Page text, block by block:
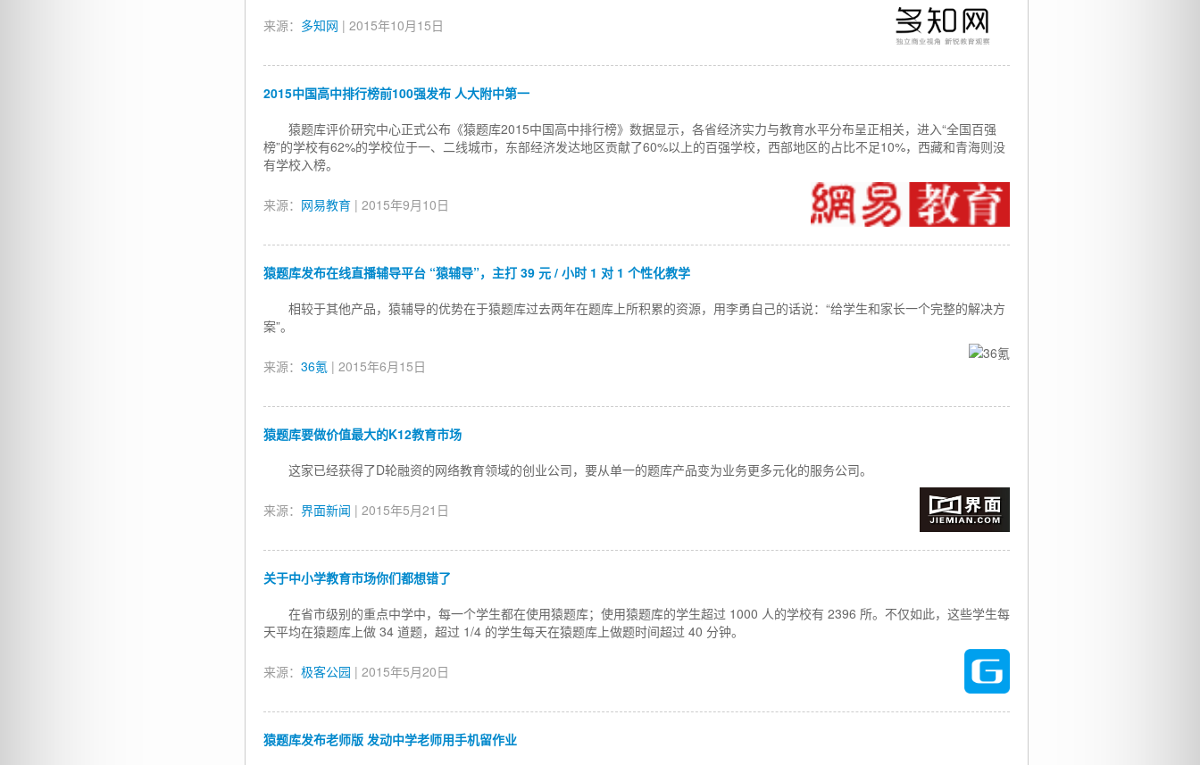
来源： 多知网 | 2015年10月15日
2015中国高中排行榜前100强发布 人大附中第一
猿题库评价研究中心正式公布《猿题库2015中国高中排行榜》数据显示，各省经济实力与教育水平分布呈正相关，进入“全国百强
榜”的学校有62%的学校位于一、二线城市，东部经济发达地区贡献了60%以上的百强学校，西部地区的占比不足10%，西藏和青海则没
有学校入榜。
来源： 网易教育 | 2015年9月10日
猿题库发布在线直播辅导平台 “猿辅导”，主打 39 元 / 小时 1 对 1 个性化教学
相较于其他产品，猿辅导的优势在于猿题库过去两年在题库上所积累的资源，用李勇自己的话说：“给学生和家长一个完整的解决方
案”。
来源： 36氪 | 2015年6月15日
猿题库要做价值最大的K12教育市场
这家已经获得了D轮融资的网络教育领域的创业公司，要从单一的题库产品变为业务更多元化的服务公司。
来源： 界面新闻 | 2015年5月21日
关于中小学教育市场你们都想错了
在省市级别的重点中学中，每一个学生都在使用猿题库；使用猿题库的学生超过 1000 人的学校有 2396 所。不仅如此，这些学生每
天平均在猿题库上做 34 道题，超过 1/4 的学生每天在猿题库上做题时间超过 40 分钟。
来源： 极客公园 | 2015年5月20日
猿题库发布老师版 发动中学老师用手机留作业